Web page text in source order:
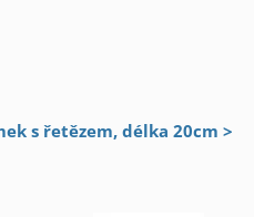
s řetězem, délka 20cm >